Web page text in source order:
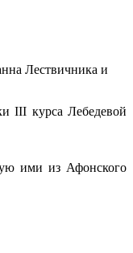
Лествичника и
III курса Лебедевой
ими из Афонского